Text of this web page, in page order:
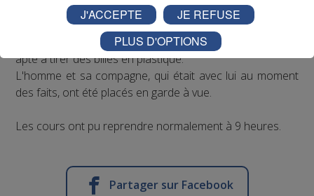
Appelés sur place, les gendarmes ont découvert qu'il
s'agissait en réalité d'une réplique d'arme, seulement
apte à tirer des billes en plastique.
L'homme et sa compagne, qui était avec lui au moment
des faits, ont été placés en garde à vue.
Les cours ont pu reprendre normalement à 9 heures.
Partager sur Facebook
J'ACCEPTE
JE REFUSE
PLUS D'OPTIONS